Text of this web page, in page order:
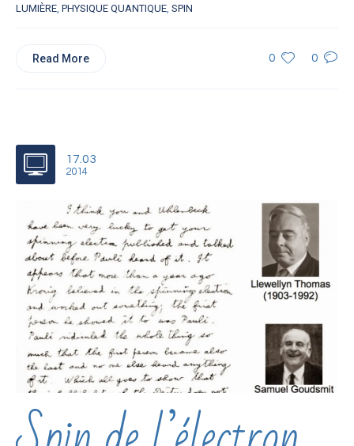
LUMIÈRE PHYSIQUE QUANTIQUE SPIN
0 0
Read More
17.03
2014